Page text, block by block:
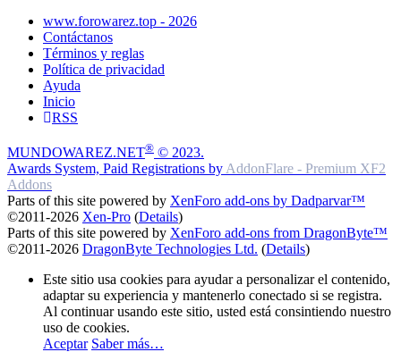
www.forowarez.top - 2026
Contáctanos
Términos y reglas
Política de privacidad
Ayuda
Inicio
RSS
MUNDOWAREZ.NET® © 2023.
Awards System, Paid Registrations by AddonFlare - Premium XF2
Addons
Parts of this site powered by XenForo add-ons by Dadparvar™
©2011-2026 Xen-Pro (Details)
Parts of this site powered by XenForo add-ons from DragonByte™
©2011-2026 DragonByte Technologies Ltd. (Details)
Este sitio usa cookies para ayudar a personalizar el contenido,
adaptar su experiencia y mantenerlo conectado si se registra.
Al continuar usando este sitio, usted está consintiendo nuestro
uso de cookies.
Aceptar Saber más…